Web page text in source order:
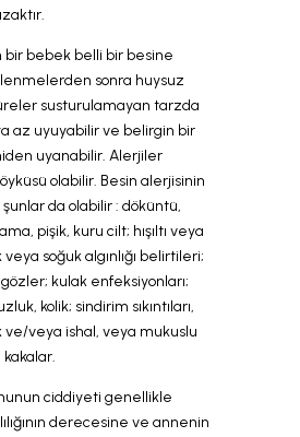
bebek belli bir besine
sonra huysuz
susturulamayan tarzda
az uyuyabilir ve belirgin bir
uyanabilir. Alerjiler
olabilir. Besin alerjisinin
da olabilir : döküntü,
pişik, kuru cilt; hışıltı veya
veya soğuk algınlığı belirtileri;
gözler; kulak enfeksiyonları;
kolik; sindirim sıkıntıları,
ve/veya ishal, veya mukuslu
kakalar.
ciddiyeti genellikle
derecesine ve annenin